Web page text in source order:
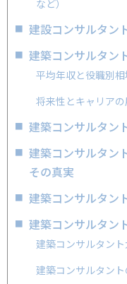
など）
建設コンサルタン
建築コンサルタン
平均年収と役職別相
将来性とキャリアの
建築コンサルタン
建築コンサルタン
その真実
建築コンサルタン
建築コンサルタン
建築コンサルタン
建築コンサルタン